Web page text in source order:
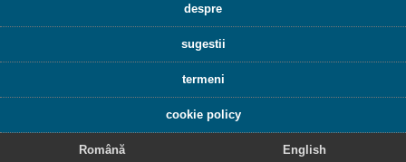
despre
sugestii
termeni
cookie policy
Română English